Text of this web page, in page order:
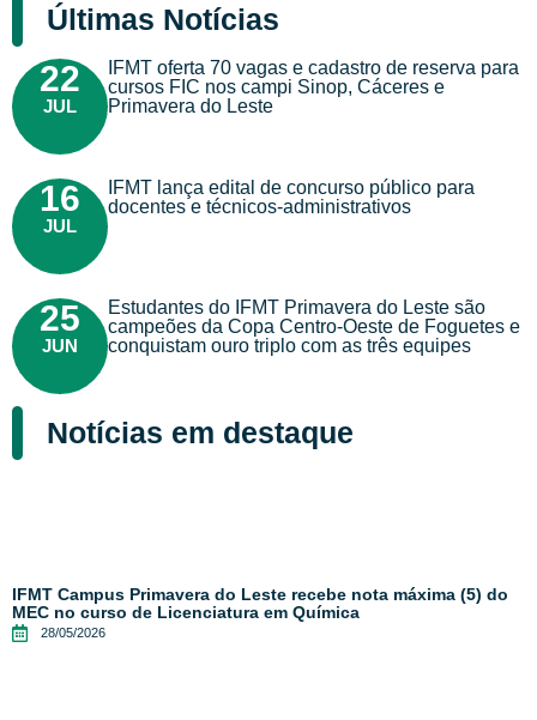
Últimas Notícias
22
JUL
IFMT oferta 70 vagas e cadastro de reserva para
cursos FIC nos campi Sinop, Cáceres e
Primavera do Leste
16
JUL
IFMT lança edital de concurso público para
docentes e técnicos-administrativos
25
JUN
Estudantes do IFMT Primavera do Leste são
campeões da Copa Centro-Oeste de Foguetes e
conquistam ouro triplo com as três equipes
Notícias em destaque
IFMT Campus Primavera do Leste recebe nota máxima (5) do
MEC no curso de Licenciatura em Química
28/05/2026